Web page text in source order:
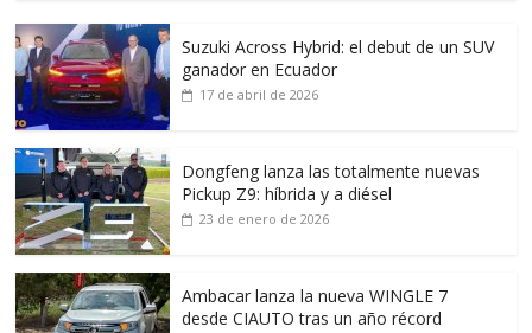
Suzuki Across Hybrid: el debut de un SUV
ganador en Ecuador
17 de abril de 2026
Dongfeng lanza las totalmente nuevas
Pickup Z9: híbrida y a diésel
23 de enero de 2026
Ambacar lanza la nueva WINGLE 7
desde CIAUTO tras un año récord